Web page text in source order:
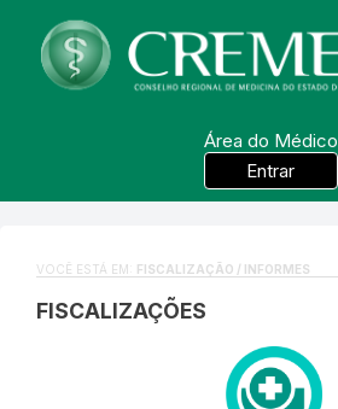
Área do Médico
Entrar
VOCÊ ESTÁ EM: FISCALIZAÇÃO / INFORMES
FISCALIZAÇÕES